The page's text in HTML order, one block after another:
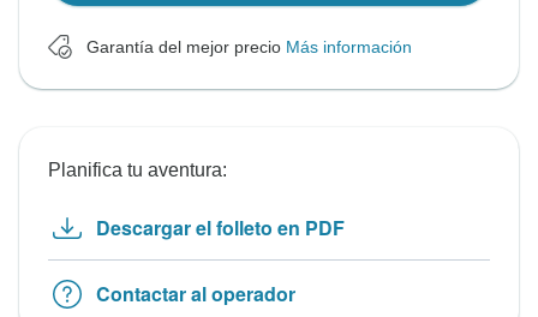
Garantía del mejor precio Más información
Planifica tu aventura:
Descargar el folleto en PDF
Contactar al operador